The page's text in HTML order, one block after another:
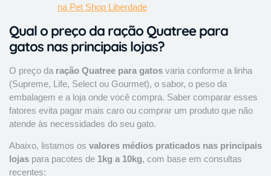
na Pet Shop Liberdade
Qual o preço da ração Quatree para
gatos nas principais lojas?
O preço da ração Quatree para gatos varia conforme a linha
(Supreme, Life, Select ou Gourmet), o sabor, o peso da
embalagem e a loja onde você compra. Saber comparar esses
fatores evita pagar mais caro ou comprar um produto que não
atende às necessidades do seu gato.
Abaixo, listamos os valores médios praticados nas principais
lojas para pacotes de 1kg a 10kg, com base em consultas
recentes: